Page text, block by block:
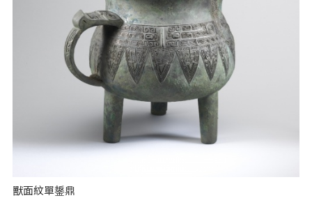
獸面紋單鋬鼎